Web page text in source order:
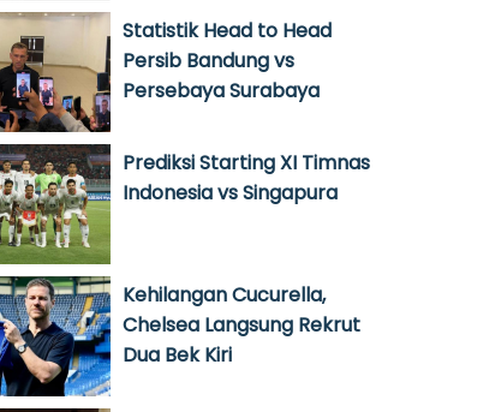
Statistik Head to Head
Persib Bandung vs
Persebaya Surabaya
Prediksi Starting XI Timnas
Indonesia vs Singapura
Kehilangan Cucurella,
Chelsea Langsung Rekrut
Dua Bek Kiri